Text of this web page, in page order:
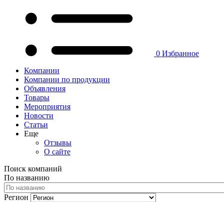
0 Избранное
Компании
Компании по продукции
Объявления
Товары
Мероприятия
Новости
Статьи
Еще
Отзывы
О сайте
Поиск компаний
По названию
Регион